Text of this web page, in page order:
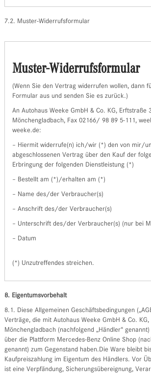
7.2. Muster-Widerrufsformular
Muster-Widerrufsformular
(Wenn Sie den Vertrag widerrufen wollen, dann
Formular aus und senden Sie es zurück.)
An Autohaus Weeke GmbH & Co. KG, Erftstraße
Mönchengladbach, Fax 02166/ 98 89 5-111,
weeke.de:
– Hiermit widerrufe(n) ich/wir (*) den von mir/
abgeschlossenen Vertrag über den Kauf der
Erbringung der folgenden Dienstleistung (*)
– Bestellt am (*)/erhalten am (*)
– Name des/der Verbraucher(s)
– Anschrift des/der Verbraucher(s)
– Unterschrift des/der Verbraucher(s) (nur bei
– Datum
(*) Unzutreffendes streichen.
8. Eigentumsvorbehalt
8.1. Diese Allgemeinen Geschäftsbedingungen
Verträge, die mit Autohaus Weeke GmbH & Co.
Mönchengladbach (nachfolgend „Händler“
über die Plattform Mercedes-Benz Online Shop
genannt) zum Gegenstand haben.Die Ware bleibt
Kaufpreiszahlung im Eigentum des Händlers. Vor
ist eine Verpfändung, Sicherungsübereignung,